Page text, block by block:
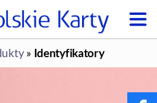
produkcja
i
druk
» Identyfikatory